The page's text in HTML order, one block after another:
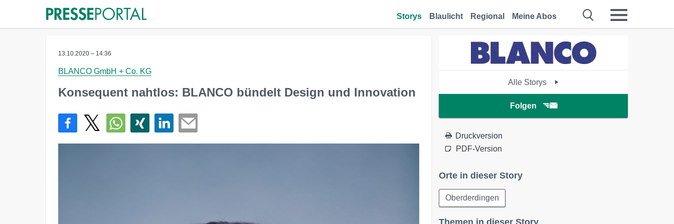
Storys Blaulicht Regional Meine Abos
13.10.2020 – 14:36
BLANCO GmbH + Co. KG
Konsequent nahtlos: BLANCO bündelt Design und Innovation
Alle Storys
Folgen
Druckversion
PDF-Version
Orte in dieser Story
Oberderdingen
Themen in dieser Story